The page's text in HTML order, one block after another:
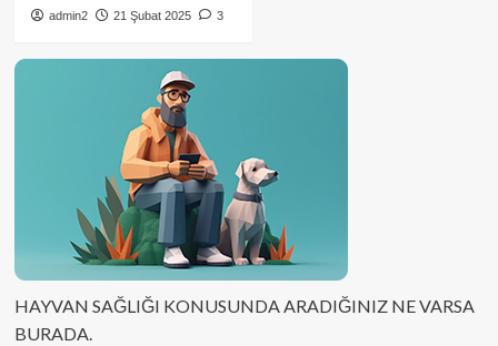
admin2 21 Şubat 2025 3
HAYVAN SAĞLIĞI KONUSUNDA ARADIĞINIZ NE VARSA
BURADA.